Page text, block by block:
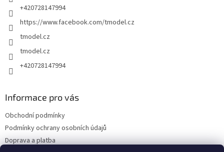
+420728147994
https://www.facebook.com/tmodel.cz
tmodel.cz
tmodel.cz
+420728147994
Informace pro vás
Obchodní podmínky
Podmínky ochrany osobních údajů
Doprava a platba